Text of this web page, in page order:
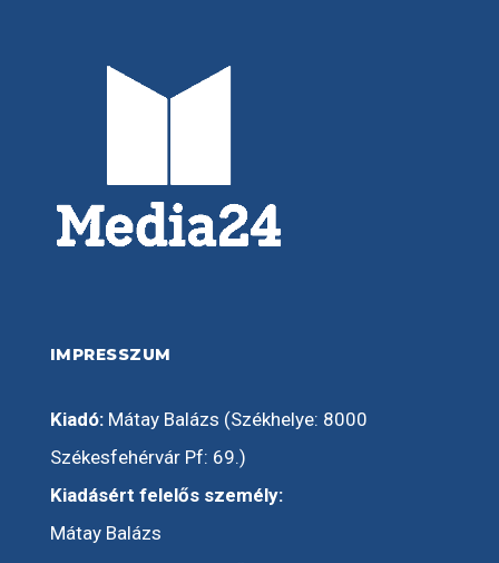
IMPRESSZUM
Kiadó:Mátay Balázs (Székhelye: 8000
Székesfehérvár Pf: 69.)
Kiadásért felelős személy:
Mátay Balázs